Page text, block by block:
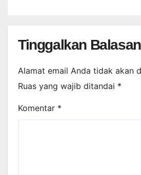
Tinggalkan Balasan
Alamat email Anda tidak akan
Ruas yang wajib ditandai *
Komentar *